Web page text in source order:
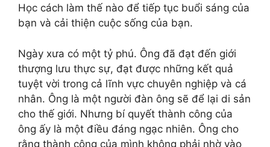
Học cách làm thế nào để tiếp tục buổi sáng của
bạn và cải thiện cuộc sống của bạn.
Ngày xưa có một tỷ phú. Ông đã đạt đến giới
thượng lưu thực sự, đạt được những kết quả
tuyệt vời trong cả lĩnh vực chuyên nghiệp và cá
nhân. Ông là một người đàn ông sẽ để lại di sản
cho thế giới. Nhưng bí quyết thành công của
ông ấy là một điều đáng ngạc nhiên. Ông cho
rằng thành công của mình không phải nhờ vào